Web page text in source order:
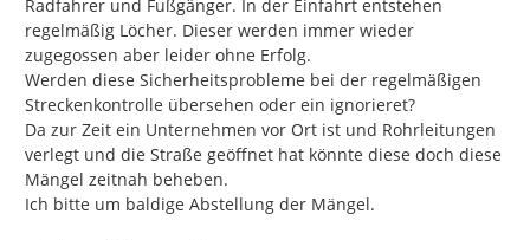
Radfahrer und Fußgänger. In der Einfahrt entstehen
regelmäßig Löcher. Dieser werden immer wieder
zugegossen aber leider ohne Erfolg.
Werden diese Sicherheitsprobleme bei der regelmäßigen
Streckenkontrolle übersehen oder ein ignorieret?
Da zur Zeit ein Unternehmen vor Ort ist und Rohrleitungen
verlegt und die Straße geöffnet hat könnte diese doch diese
Mängel zeitnah beheben.
Ich bitte um baldige Abstellung der Mängel.